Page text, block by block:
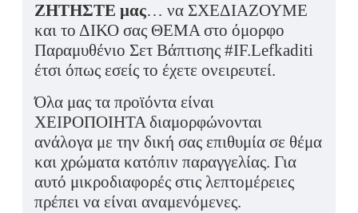
ΖΗΤΗΣΤΕ μας… να ΣΧΕΔΙΑΖΟΥΜΕ
και το ΔΙΚΟ σας ΘΕΜΑ στο όμορφο
Παραμυθένιο Σετ Βάπτισης #IF.Lefkaditi
έτσι όπως εσείς το έχετε ονειρευτεί.
Όλα μας τα προϊόντα είναι
ΧΕΙΡΟΠΟΙΗΤΑ διαμορφώνονται
ανάλογα με την δική σας επιθυμία σε θέμα
και χρώματα κατόπιν παραγγελίας. Για
αυτό μικροδιαφορές στις λεπτομέρειες
πρέπει να είναι αναμενόμενες.